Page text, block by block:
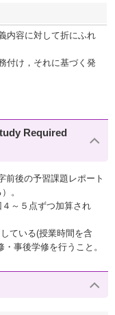
内容に対して折にふれ
付け，それに基づく発
Required
前後の予習課題レポート
。
～５点ずつ加算され
ている(授業時間を含
事後学修を行うこと。